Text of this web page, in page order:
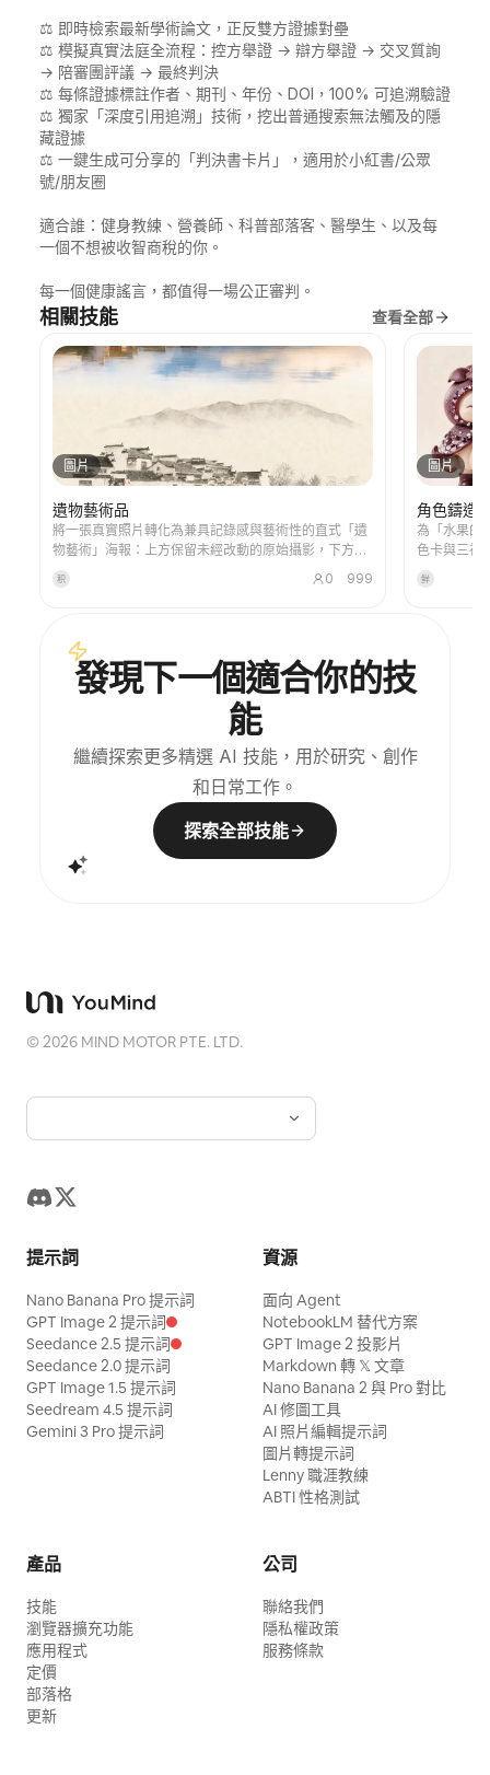
⚖️ 即時檢索最新學術論文，正反雙方證據對壘
⚖️ 模擬真實法庭全流程：控方舉證 → 辯方舉證 → 交叉質詢
→ 陪審團評議 → 最終判決
⚖️ 每條證據標註作者、期刊、年份、DOI，100% 可追溯驗證
⚖️ 獨家「深度引用追溯」技術，挖出普通搜索無法觸及的隱
藏證據
⚖️ 一鍵生成可分享的「判決書卡片」，適用於小紅書/公眾
號/朋友圈
適合誰：健身教練、營養師、科普部落客、醫學生、以及每
一個不想被收智商稅的你。
每一個健康謠言，都值得一場公正審判。
相關技能 查看全部
圖片
遺物藝術品
將一張真實照片轉化為兼具記錄感與藝術性的直式「遺
物藝術」海報：上方保留未經改動的原始攝影，下方以
溫暖紙張或克制的光影空間，壓縮出一枚源自照片的記
憶性圖形。它不是普通插畫或裝飾海報，而是用少量墨
係，讓主體即使在縮圖中也能保持辨識度。畫面整體強
調安靜、克制和現代版畫般的質感，色彩從原圖提取，
以深藍、墨黑、灰綠、石色或低飽和暖色為主，並在合
適時加入一處微小的暖色標記。標題通常保持極小、詩
影遺物系列、建築與城市影像海報、抽象編輯攝影、畫
廊感照片封面，以及適用於抖音等行動端傳播的視覺系
列。最終作品會保留原照片的真實內容，同時在下方建
立一個具有穩定系列感的「記憶印記」，讓每張照片都
擁有獨立的情緒和可延展的視覺身份。
积 0 999
圖片
角色鑄造
為「水果的
色卡與三視
主模板錨
能，能合
鲜
發現下一個適合你的技
能
繼續探索更多精選 AI 技能，用於研究、創作
和日常工作。
探索全部技能
©2026 MIND MOTOR PTE. LTD.
提示詞
Nano Banana Pro 提示詞
GPT Image 2 提示詞
Seedance 2.5 提示詞
Seedance 2.0 提示詞
GPT Image 1.5 提示詞
Seedream 4.5 提示詞
Gemini 3 Pro 提示詞
資源
面向 Agent
NotebookLM 替代方案
GPT Image 2 投影片
Markdown 轉 𝕏 文章
Nano Banana 2 與 Pro 對比
AI 修圖工具
AI 照片編輯提示詞
圖片轉提示詞
Lenny 職涯教練
ABTI 性格測試
產品
技能
瀏覽器擴充功能
應用程式
定價
部落格
更新
公司
聯絡我們
隱私權政策
服務條款